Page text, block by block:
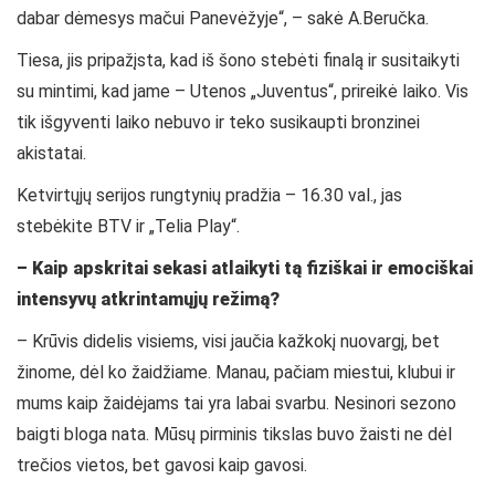
dabar dėmesys mačui Panevėžyje“, – sakė A.Beručka.
Tiesa, jis pripažįsta, kad iš šono stebėti finalą ir susitaikyti
su mintimi, kad jame – Utenos „Juventus“, prireikė laiko. Vis
tik išgyventi laiko nebuvo ir teko susikaupti bronzinei
akistatai.
Ketvirtųjų serijos rungtynių pradžia – 16.30 val., jas
stebėkite BTV ir „Telia Play“.
– Kaip apskritai sekasi atlaikyti tą fiziškai ir emociškai
intensyvų atkrintamųjų režimą?
– Krūvis didelis visiems, visi jaučia kažkokį nuovargį, bet
žinome, dėl ko žaidžiame. Manau, pačiam miestui, klubui ir
mums kaip žaidėjams tai yra labai svarbu. Nesinori sezono
baigti bloga nata. Mūsų pirminis tikslas buvo žaisti ne dėl
trečios vietos, bet gavosi kaip gavosi.